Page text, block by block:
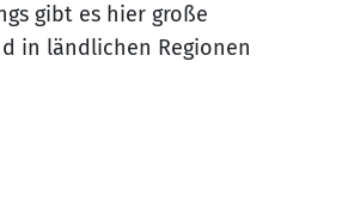
gibt es hier große
in ländlichen Regionen